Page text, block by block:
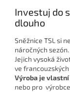
Investuj do
dlouho
Sněžnice TSL si
náročných sezón.
Jejich vysoká
ve francouzských
Výroba je vlastní
nebo pro